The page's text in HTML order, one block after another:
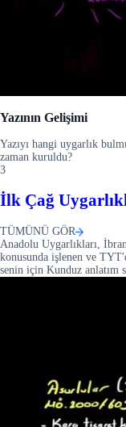
Yazının Gelişimi
Yazıyı hangi uygarlık
zaman kuruldu?
3
İlk Çağ
TÜMÜNÜ GÖR
Anadolu Uygarlıkları,
konusunda işlenen ve
senin için Kunduz anlatım